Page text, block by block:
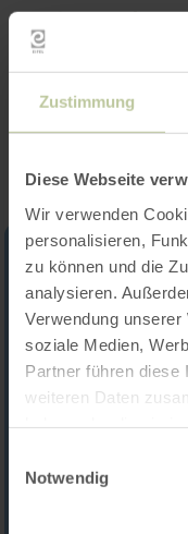
Zustimmung
Diese Webseite
Wir verwenden
personalisieren,
zu können und die
analysieren.
Verwendung
soziale Medien,
Partner führen diese
weiteren Daten
Notwendig
Categories